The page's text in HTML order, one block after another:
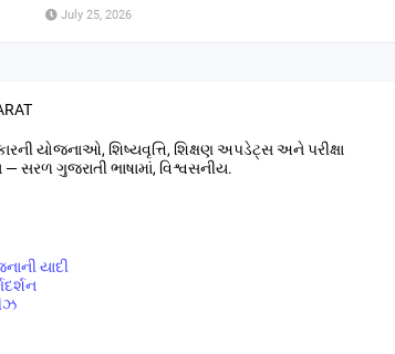
July 25, 2026
યોજનાઓ, શિષ્યવૃત્તિ, શિક્ષણ અપડેટ્સ અને પરીક્ષા
— સરળ ગુજરાતી ભાષામાં, વિશ્વસનીય.
યાદી